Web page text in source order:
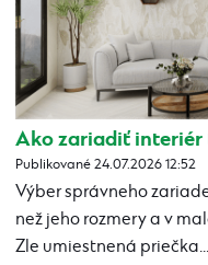
Ako zariadiť interiér
Publikované 24.07.2026 12:52
Výber správneho
než jeho rozmery a v
Zle umiestnená priečka...